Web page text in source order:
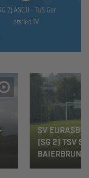
2) ASC II - TuS Ger
etsried IV
SV
(SG 2) TSV
BAIERBRUNN